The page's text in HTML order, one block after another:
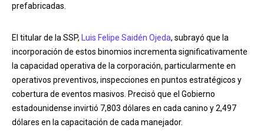
prefabricadas.
El titular de la SSP, Luis Felipe Saidén Ojeda, subrayó que la
incorporación de estos binomios incrementa significativamente
la capacidad operativa de la corporación, particularmente en
operativos preventivos, inspecciones en puntos estratégicos y
cobertura de eventos masivos. Precisó que el Gobierno
estadounidense invirtió 7,803 dólares en cada canino y 2,497
dólares en la capacitación de cada manejador.